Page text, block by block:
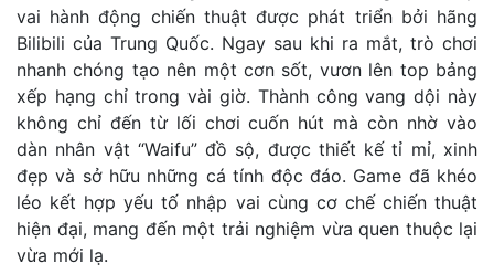
vai hành động chiến thuật được phát triển bởi hãng
Bilibili của Trung Quốc. Ngay sau khi ra mắt, trò chơi
nhanh chóng tạo nên một cơn sốt, vươn lên top bảng
xếp hạng chỉ trong vài giờ. Thành công vang dội này
không chỉ đến từ lối chơi cuốn hút mà còn nhờ vào
dàn nhân vật “Waifu” đồ sộ, được thiết kế tỉ mỉ, xinh
đẹp và sở hữu những cá tính độc đáo. Game đã khéo
léo kết hợp yếu tố nhập vai cùng cơ chế chiến thuật
hiện đại, mang đến một trải nghiệm vừa quen thuộc lại
vừa mới lạ.